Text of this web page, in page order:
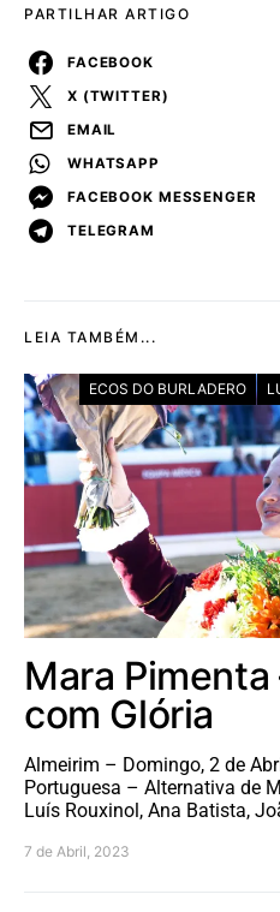
PARTILHAR ARTIGO
FACEBOOK
X (TWITTER)
EMAIL
WHATSAPP
FACEBOOK MESSENGER
TELEGRAM
LEIA TAMBÉM...
ECOS DO BURLADERO
Mara
com Glória
Almeirim – Domingo, 2 de
Portuguesa – Alternativa de
Luís Rouxinol, Ana Batista,
7 de Abril, 2023